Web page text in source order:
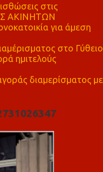
στις
ΑΚΙΝΗΤΩΝ
για άμεση
στο Γύθειο
ημιτελούς
διαμερίσματος με